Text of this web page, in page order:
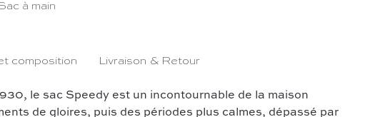
le sac Speedy est un incontournable de la maison
de gloires, puis des périodes plus calmes, dépassé par
composition Livraison & Retour
à main